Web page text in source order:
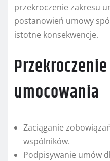
przekroczenie zakresu
postanowień umowy
istotne konsekwencje.
umocowania
Zaciąganie
wspólników.
Podpisywanie umów